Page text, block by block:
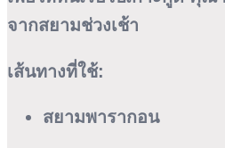
จากสยามช่วงเช้า
เส้นทางที่ใช้:
สยามพารากอน